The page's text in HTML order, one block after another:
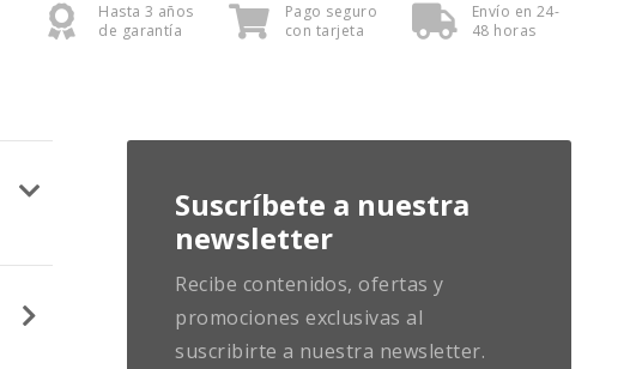
Hasta 3 años
de garantía
Pago seguro
con tarjeta
Envío en 24-
48 horas
Suscríbete a nuestra
newsletter
Recibe contenidos, ofertas y
promociones exclusivas al
suscribirte a nuestra newsletter.